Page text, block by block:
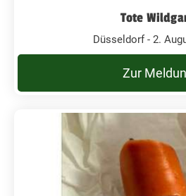
Tote
Düsseldorf - 2.
Zur